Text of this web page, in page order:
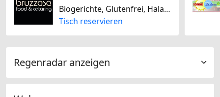
Biogerichte, Glutenfrei, Halal, Jain-vegetarisch, Koscher, Laktosefrei, Nur vegan, Nur vegetarisch, Nussfrei, Sojafrei
Tisch reservieren
Regenradar anzeigen